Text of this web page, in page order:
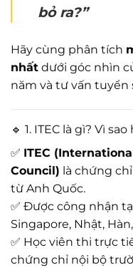
bỏ ra?”
Hãy cùng phân tích
nhất dưới góc nhìn
năm và tư vấn tuyển
🔹 1. ITEC là gì? Vì
✅ ITEC
Council) là chứng
từ Anh Quốc.
✅ Được công nhận
Singapore, Nhật,
✅ Học viên thi trực
chứng chỉ nội bộ